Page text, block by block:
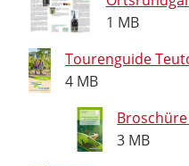
1 MB
Tourenguide
4 MB
3 MB